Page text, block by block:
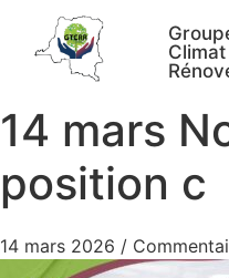
14 mars
position c
14 mars 2026 /